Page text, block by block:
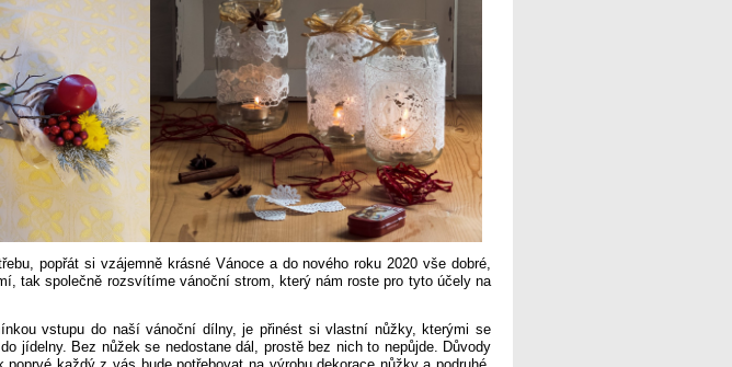
popřát si vzájemně krásné Vánoce a do nového roku 2020 vše dobré,
tak společně rozsvítíme vánoční strom, který nám roste pro tyto účely na
vstupu do naší vánoční dílny, je přinést si vlastní nůžky, kterými se
jídelny. Bez nůžek se nedostane dál, prostě bez nich to nepůjde. Důvody